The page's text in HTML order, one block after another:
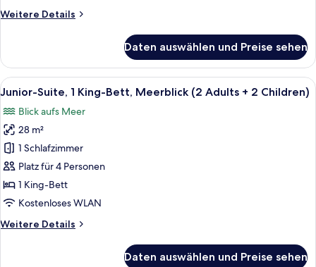
Adults
Child)
anzeigen
Weitere Details
Weitere
Suite,
1 King-
Bett,
(2
Adults
Child)
Daten auswählen und Preise sehen
Alle
Fotos
für
Junior-
Suite,
1 King-
Bett,
Meerblick
Adults
Ein modernes Schlafzimmer mit
6
Junior-Suite, 1 King-Bett, Meerblick (2 Adults + 2 Children)
Blick aufs Meer
28 m²
1 Schlafzimmer
Platz für 4 Personen
1 King-Bett
Kostenloses WLAN
Weitere Details
Weitere
Daten auswählen und Preise sehen